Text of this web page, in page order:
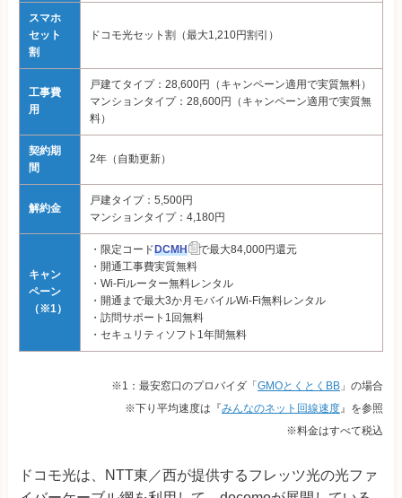
スマホ
セット
割
ドコモ光セット割（最大1,210円割引）
工事費
用
戸建てタイプ：28,600円（キャンペーン適用で実質無料）
マンションタイプ：28,600円（キャンペーン適用で実質無
料）
契約期
間
2年（自動更新）
解約金
戸建タイプ：5,500円
マンションタイプ：4,180円
キャン
ペーン
（※1）
・限定コードDCMH
で最大84,000円還元
・開通工事費実質無料
・Wi-Fiルーター無料レンタル
・開通まで最大3か月モバイルWi-Fi無料レンタル
・訪問サポート1回無料
・セキュリティソフト1年間無料
※1：最安窓口のプロバイダ「 GMOとくとくBB 」の場合
※下り平均速度は『みんなのネット回線速度』を参照
※料金はすべて税込
ドコモ光は、NTT東／西が提供するフレッツ光の光ファ